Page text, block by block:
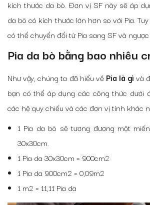
kích thước da bò. Đơn vị SF này sẽ áp
da bò có kích thước lớn hơn so với Pia.
có thể chuyển đổi từ Pia sang SF và ngược
Pia da bò bằng bao nhiêu
Như vậy, chúng ta đã hiểu về Pia là gì và
bạn có thể áp dụng các công thức dưới
các hệ quy chiếu và các đơn vị tính khác
1 Pia da bò sẽ tương đương một
30x30cm.
1 Pia da 30x30cm = 900cm2
1 Pia da 900cm2 = 0,09m2
1 m2 = 11,11 Pia da